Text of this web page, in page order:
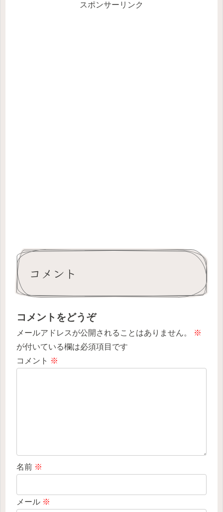
スポンサーリンク
コメント
コメントをどうぞ
メールアドレスが公開されることはありません。
※
が付いている欄は必須項目です
コメント ※
名前 ※
メール ※